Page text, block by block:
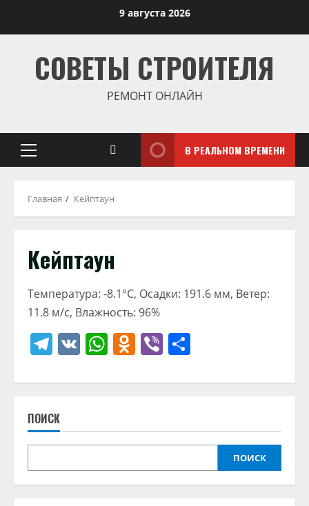
9 августа 2026
СОВЕТЫ СТРОИТЕЛЯ
РЕМОНТ ОНЛАЙН
Основное
В РЕАЛЬНОМ ВРЕМЕНИ
Главная Кейптаун
Кейптаун
Температура: -8.1°C, Осадки: 191.6 мм, Ветер:
11.8 м/с, Влажность: 96%
Telegram
VK WhatsApp
Odnoklassniki
Viber
ПОИСК
ПОИСК